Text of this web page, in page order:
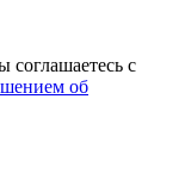
соглашаетесь с
об